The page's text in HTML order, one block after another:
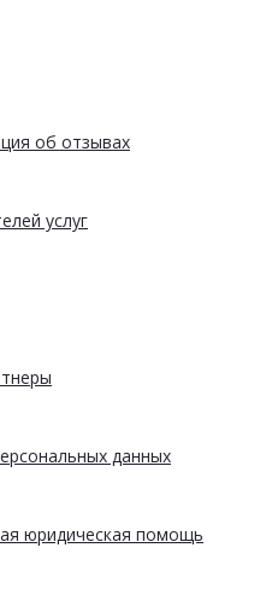
об отзывах
услуг
данных
юридическая помощь